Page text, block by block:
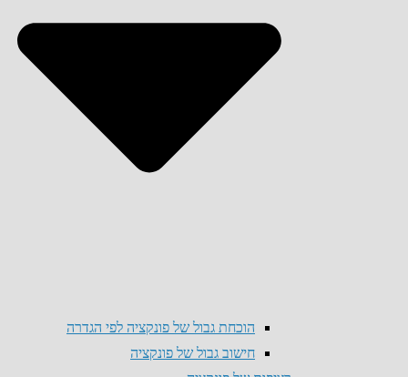
הוכחת גבול של פונקציה לפי הגדרה
חישוב גבול של פונקציה